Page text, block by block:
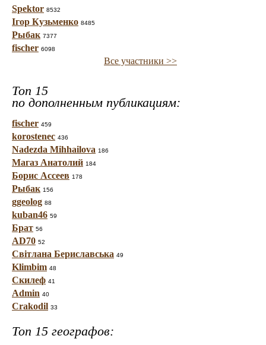
Spektor 8532
Ігор Кузьменко 8485
Рыбак 7377
fischer 6098
Все участники >>
Топ 15
по дополненным публикациям:
fischer 459
korostenec 436
Nadezda Mihhailova 186
Магаз Анатолий 184
Борис Ассеев 178
Рыбак 156
ggeolog 88
kuban46 59
Брат 56
AD70 52
Світлана Бериславська 49
Klimbim 48
Скилеф 41
Admin 40
Crakodil 33
Топ 15 географов: